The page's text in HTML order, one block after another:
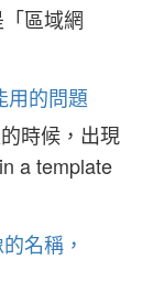
區域網
用的問題
時候，出現
a template
名稱，